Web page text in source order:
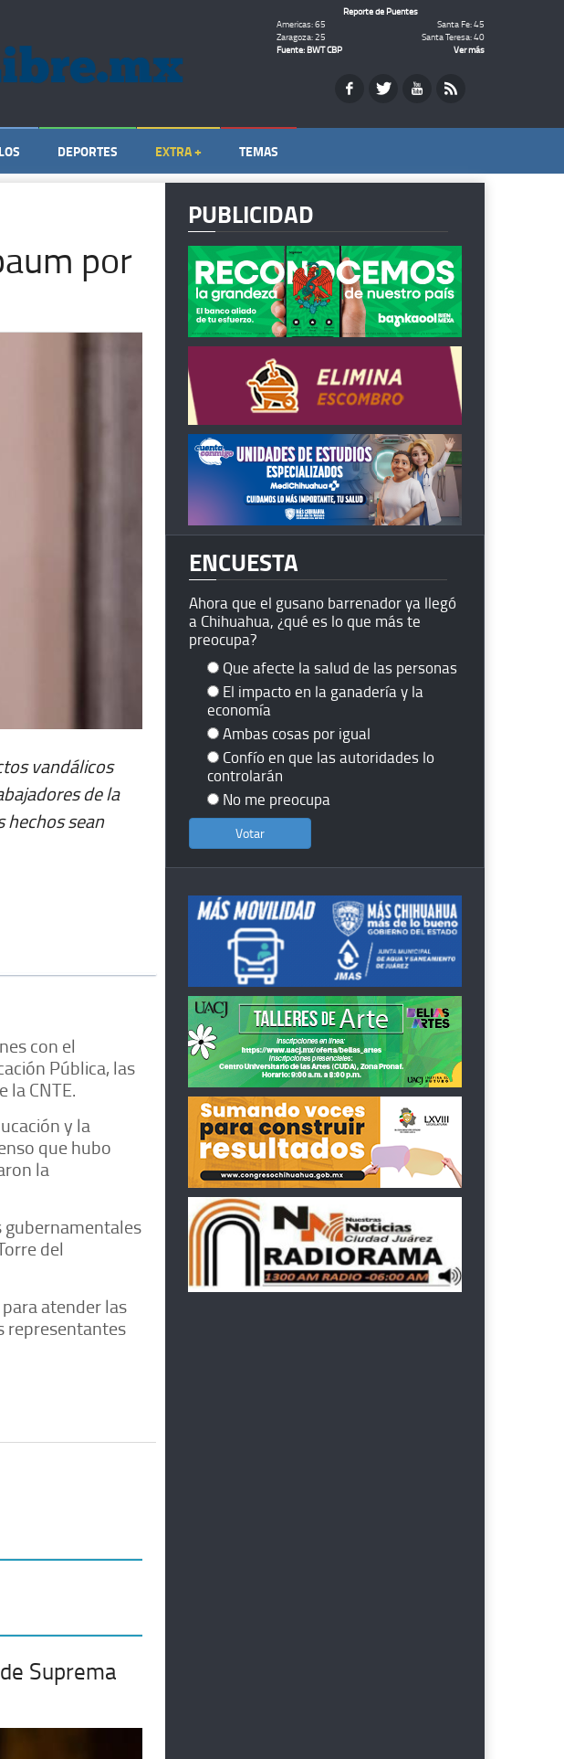
Reporte de Puentes
Americas: 65
Santa Fe: 45
Zaragoza: 25
Santa Teresa: 40
Fuente: BWT CBP
Ver más
DEPORTES EXTRA + TEMAS
por
vandálicos
de la
hechos sean
con el
Pública, las
la CNTE.
y la
que hubo
la
gubernamentales
del
atender las
representantes
Suprema
PUBLICIDAD
ENCUESTA
Ahora que el gusano barrenador ya llegó
a Chihuahua, ¿qué es lo que más te
preocupa?
Que afecte la salud de las personas
El impacto en la ganadería y la
economía
Ambas cosas por igual
Confío en que las autoridades lo
controlarán
No me preocupa